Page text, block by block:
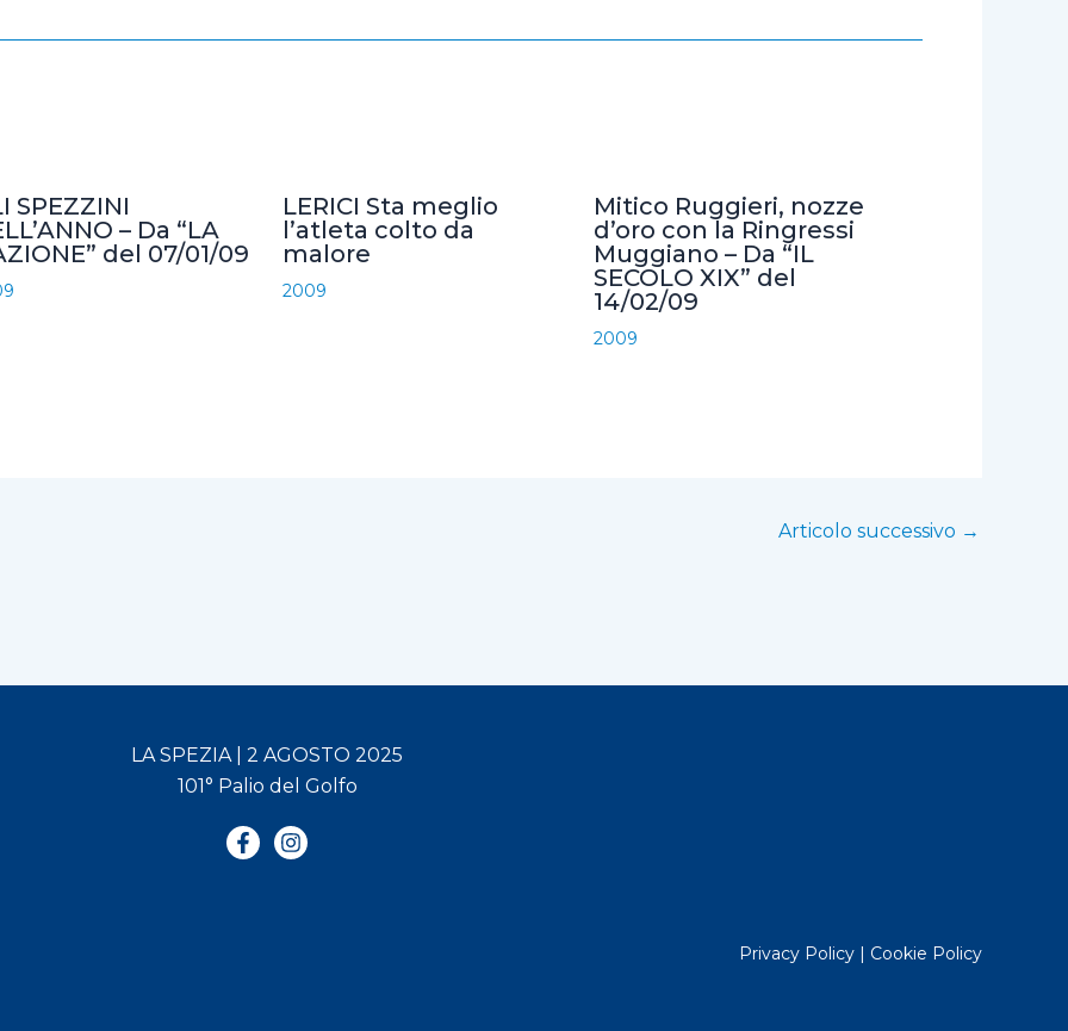
SPEZZINI
– Da “LA
del 07/01/09
LERICI Sta meglio
l’atleta colto da
malore
2009
Mitico Ruggieri, nozze
d’oro con la Ringressi
Muggiano – Da “IL
SECOLO XIX” del
14/02/09
2009
Articolo successivo →
LA SPEZIA | 2 AGOSTO 2025
101° Palio del Golfo
Privacy Policy| Cookie Policy